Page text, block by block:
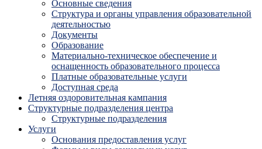
Основные сведения
Структура и органы управления образовательной
деятельностью
Документы
Образование
Материально-техническое обеспечение и
оснащенность образовательного процесса
Платные образовательные услуги
Доступная среда
Летняя оздоровительная кампания
Структурные подразделения центра
Структурные подразделения
Услуги
Основания предоставления услуг